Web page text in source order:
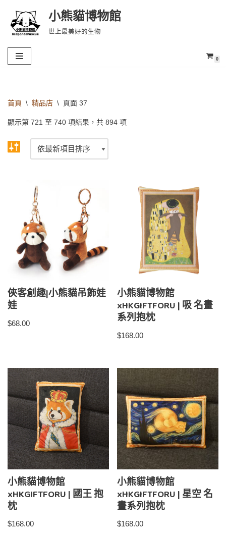
Skip
content
小熊貓博物館
世上最美好的生物
0
首頁 \ 精品店 \ 頁面 37
顯示第 721 至 740 項結果，共 894 項
俠客創趣|小熊貓吊飾娃
娃
$68.00
小熊貓博物館
xHKGIFTFORU | 吸 名畫
系列抱枕
$168.00
小熊貓博物館
xHKGIFTFORU | 國王 抱
枕
$168.00
小熊貓博物館
xHKGIFTFORU | 星空 名
畫系列抱枕
$168.00